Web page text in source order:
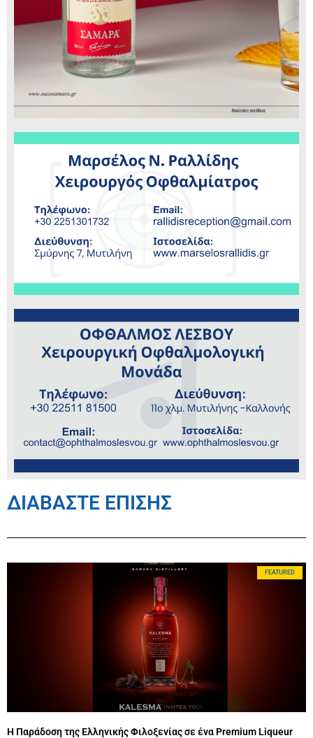
ΔΙΑΒΑΣΤΕ ΕΠΙΣΗΣ
FEATURED
Η Παράδοση της Ελληνικής Φιλοξενίας σε ένα Premium Liqueur